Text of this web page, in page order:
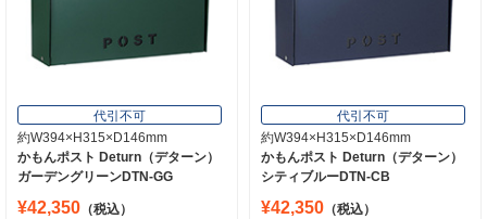
代引不可
約W394×H315×D146mm
かもんポスト Deturn（デターン）
ガーデングリーンDTN-GG
¥42,350 （税込）
代引不可
約W394×H315×D146mm
かもんポスト Deturn（デターン）
シティブルーDTN-CB
¥42,350 （税込）